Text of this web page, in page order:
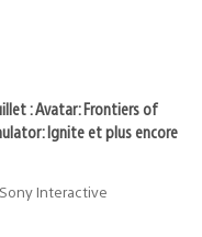
: Avatar: Frontiers of
Ignite et plus encore
Interactive